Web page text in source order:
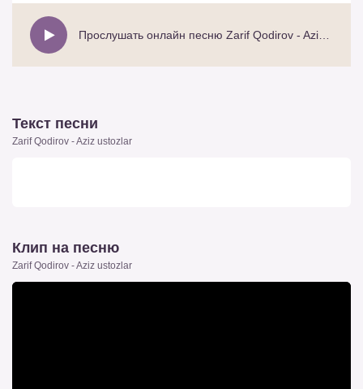
Текст песни
Zarif Qodirov - Aziz ustozlar
Клип на песню
Zarif Qodirov - Aziz ustozlar